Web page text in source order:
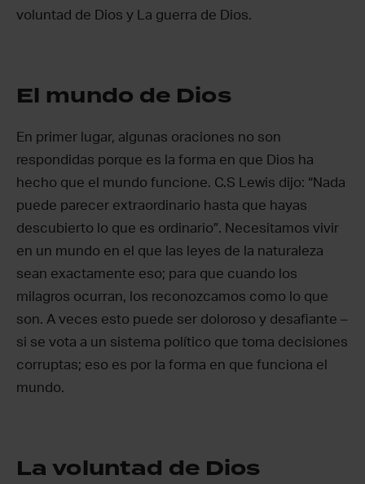
voluntad de Dios y La guerra de Dios.
El mundo de Dios
En primer lugar, algunas oraciones no son
respondidas porque es la forma en que Dios ha
hecho que el mundo funcione. C.S Lewis dijo: “Nada
puede parecer extraordinario hasta que hayas
descubierto lo que es ordinario”. Necesitamos vivir
en un mundo en el que las leyes de la naturaleza
sean exactamente eso; para que cuando los
milagros ocurran, los reconozcamos como lo que
son. A veces esto puede ser doloroso y desafiante –
si se vota a un sistema político que toma decisiones
corruptas; eso es por la forma en que funciona el
mundo.
La voluntad de Dios